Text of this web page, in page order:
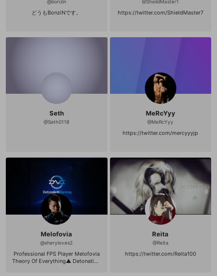
@bonzin
どうもBonziNです。
@SheildMaster1
https://twitter.com/ShieldMaster7
Seth
@Seth0118
MeRcYyy
@MeRcYyy
https://twitter.com/mercyyyjp
Melofovia
@sheryloves2
Professional FPS Player Melofovia
Theory Of Everything▲ DetonatioN
Reita
@Reita
https://twitter.com/Reita100